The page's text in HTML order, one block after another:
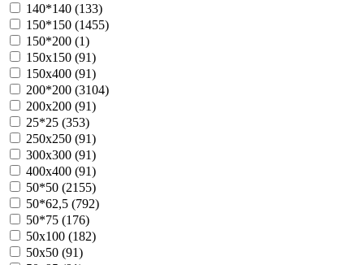
140*140 (133)
150*150 (1455)
150*200 (1)
150х150 (91)
150х400 (91)
200*200 (3104)
200х200 (91)
25*25 (353)
250х250 (91)
300х300 (91)
400х400 (91)
50*50 (2155)
50*62,5 (792)
50*75 (176)
50х100 (182)
50х50 (91)